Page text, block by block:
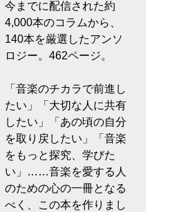
今までに配信された約
4,000本のコラムから、
140本を厳選したアンソ
ロジー。462ページ。
「音楽のチカラで前進し
たい」「大切な人に共有
したい」「あの頃の自分
を取り戻したい」「音楽
をもっと探究、学びた
い」……音楽を愛する人
のための心の一冊となる
べく、この本を作りまし